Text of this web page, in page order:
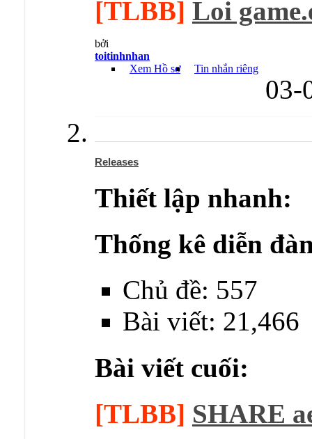
[TLBB] Loi
bởi
toitinhnhan
Xem Hồ sơ
Tin nhắn riêng
03-
Releases
Thiết lập nhanh:
Thống kê diễn
Chủ đề: 557
Bài viết: 21,466
Bài viết cuối:
[TLBB] SHARE